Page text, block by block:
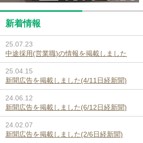
新着情報
25.07.23
中途採用(営業職)の情報を掲載しました
25.04.15
新聞広告を掲載しました(4/11日経新聞)
24.06.12
新聞広告を掲載しました(6/12日経新聞)
24.02.07
新聞広告を掲載しました(2/6日経新聞)